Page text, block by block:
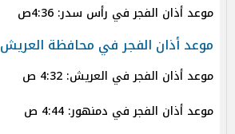
موعد أذان الفجر في رأس سدر: 4:36ص
موعد أذان الفجر في محافظة العريش
موعد أذان الفجر في العريش: 4:32 ص
موعد أذان الفجر في دمنهور: 4:44 ص